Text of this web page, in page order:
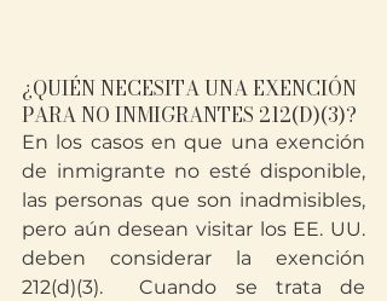
¿QUIÉN NECESITA UNA EXENCIÓN
PARA NO INMIGRANTES 212(D)(3)?
En los casos en que una exención
de inmigrante no esté disponible,
las personas que son inadmisibles,
pero aún desean visitar los EE. UU.
deben considerar la exención
212(d)(3).  Cuando se trata de